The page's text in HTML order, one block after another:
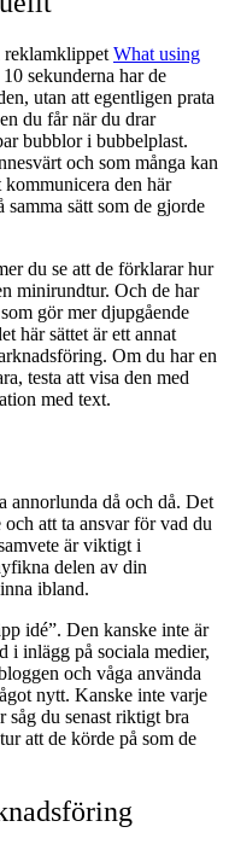
reklamklippet What using
sekunderna har de
utan att egentligen prata
du får när du drar
bubblor i bubbelplast.
och som många kan
den här
sätt som de gjorde
du se att de förklarar hur
minirundtur. Och de har
gör mer djupgående
här sättet är ett annat
Om du har en
testa att visa den med
med text.
annorlunda då och då. Det
att ta ansvar för vad du
är viktigt i
delen av din
ibland.
idé”. Den kanske inte är
i inlägg på sociala medier,
och våga använda
nytt. Kanske inte varje
såg du senast riktigt bra
att de körde på som de